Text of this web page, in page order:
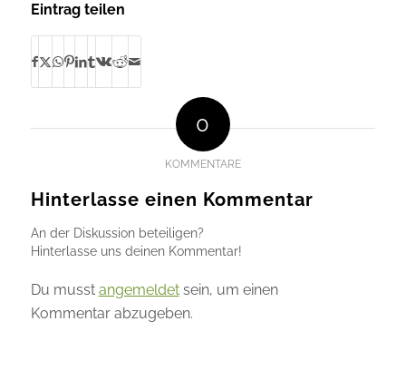
Eintrag teilen
0
KOMMENTARE
Hinterlasse einen Kommentar
An der Diskussion beteiligen?
Hinterlasse uns deinen Kommentar!
Du musst angemeldetsein, um einen
Kommentar abzugeben.